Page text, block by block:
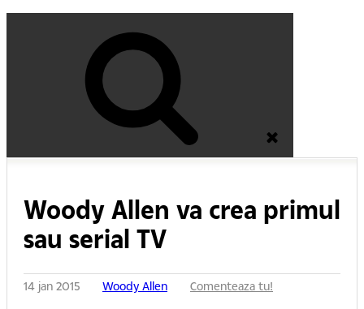
Woody Allen va crea primul
sau serial TV
14 jan 2015 Woody Allen Comenteaza tu!